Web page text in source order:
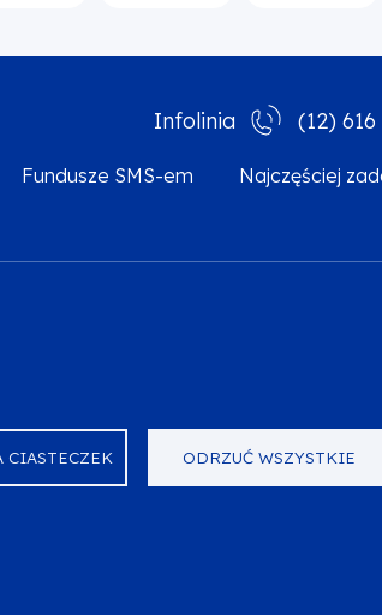
CIASTECZEK ODRZUĆ WSZYSTKIE
Infolinia (12) 616
Fundusze SMS-em
Najczęściej